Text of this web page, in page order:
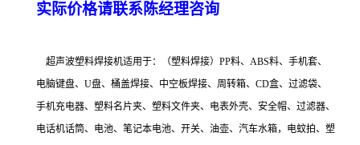
实际价格请联系陈经理咨询
超声波塑料焊接机适用于：（塑料焊接）PP料、ABS料、手机套、
电脑键盘、U盘、桶盖焊接、中空板焊接、周转箱、CD盒、过滤袋、
手机充电器、塑料名片夹、塑料文件夹、电表外壳、安全帽、过滤器、
电话机话筒、电池、笔记本电池、开关、油壶、汽车水箱，电蚊拍、塑